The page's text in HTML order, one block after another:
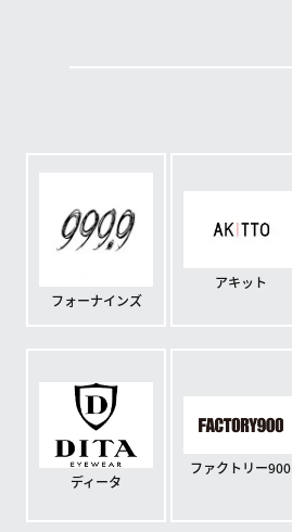
フォーナインズ
アキット
ディータ
ファクトリー900